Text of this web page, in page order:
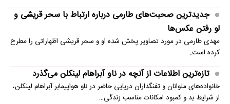
جدیدترین صحبت‌های طارمی درباره ارتباط با سحر قریشی و
لو رفتن عکس‌ها
مهدی طارمی در مورد تصاویر پخش شده او و سحر قریشی اظهاراتی را مطرح
کرده است.
تازه‌ترین اطلاعات از آنچه در ناو آبراهام لینکلن می‌گذرد
خانواده‌های ملوانان و تفنگداران دریایی حاضر در ناو هواپیمابر آبراهام لینکلن،
از شرایط بد و کمبود امکانات مناسب زندگی…